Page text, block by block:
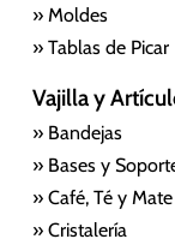
» Moldes
» Tablas de Picar
Vajilla y
» Bandejas
» Bases y
» Café, Té y Mate
» Cristalería